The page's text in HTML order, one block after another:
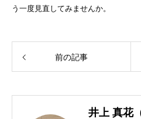
う一度見直してみませんか。
前の記事
井上 真花